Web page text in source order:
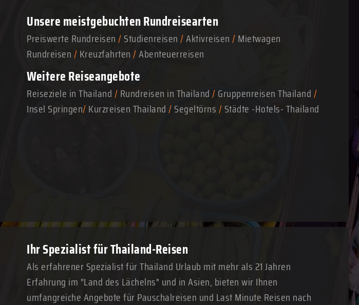
Unsere meistgebuchten Rundreisearten
Preiswerte Rundreisen/Studienreisen/Aktivreisen/Mietwagen
Rundreisen/Kreuzfahrten/Abenteuerreisen
Weitere Reiseangebote
Reiseziele in Thailand/Rundreisen in Thailand/Gruppenreisen Thailand/
Insel Springen/Kurzreisen Thailand/Segeltörns/Städte -Hotels- Thailand
Ihr Spezialist für Thailand-Reisen
Als erfahrener Spezialist für Thailand Urlaub mit mehr als 21 Jahren
Erfahrung im "Land des Lächelns" und in Asien, bieten wir Ihnen
umfangreiche Angebote für Pauschalreisen und Last Minute Reisen nach